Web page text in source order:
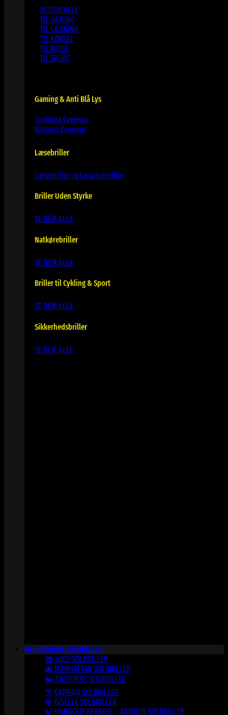
SE DEM ALLE
TIL GAMING
TIL LÆSNING
TIL KØRSEL
TIL MODE
TIL SPORT
Gaming & Anti Blå Lys
Combina Eyewear
Balagan Eyewear
Læsebriller
Læsebriller og Læsesolbriller
Briller Uden Styrke
SE DEM ALLE
Natkørebriller
SE DEM ALLE
Briller til Cykling & Sport
SE DEM ALLE
Sikkerhedsbriller
SE DEM ALLE
👑 PREMIUM SOLBRILLER
😎 LOCS SOLBRILLER
🌆 MANHATTAN SOLBRILLER
🏍️ CHOPPERS SOLBRILLER
🌴 CAPRAIA SOLBRILLER
💎 GISELLE SOLBRILLER
🍃 HANDOUT APPAREL – BAMBUS SOLBRILLER